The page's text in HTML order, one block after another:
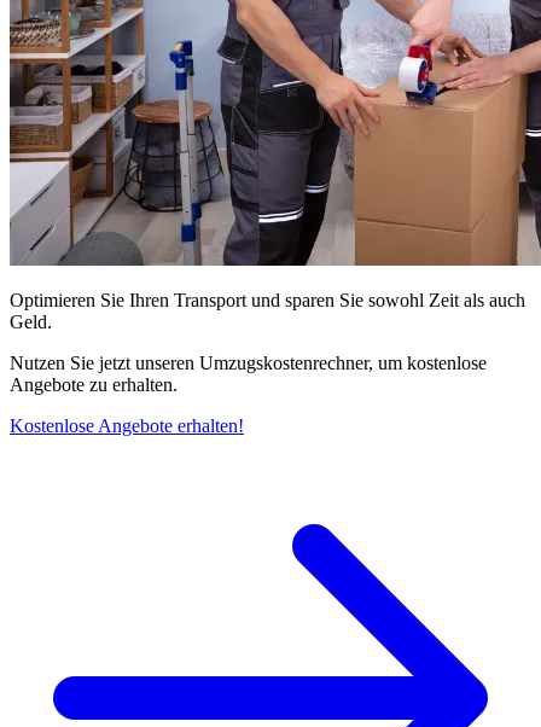
Optimieren Sie Ihren Transport und sparen Sie sowohl Zeit als auch
Geld.
Nutzen Sie jetzt unseren Umzugskostenrechner, um kostenlose
Angebote zu erhalten.
Kostenlose Angebote erhalten!